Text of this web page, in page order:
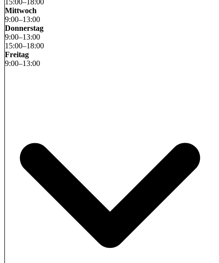
Mittwoch
9:00–13:00
Donnerstag
9:00–13:00
15:00–18:00
Freitag
9:00–13:00